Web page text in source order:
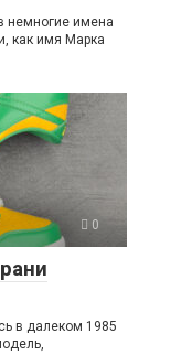
немногие имена
как имя Марка
0
в далеком 1985